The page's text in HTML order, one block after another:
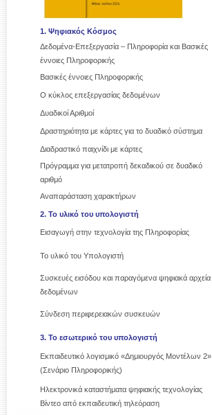
1. Ψηφιακός Κόσμος
Δεδομένα-Επεξεργασία – Πληροφορία και Βασικές
έννοιες Πληροφορικής
Βασικές έννοιες Πληροφορικής
Ο κύκλος επεξεργασίας δεδομένων
Δυαδικοί Αριθμοί
Δραστηριότητα με κάρτες για το δυαδικό σύστημα
Διαδραστικό παιχνίδι με κάρτες
Πρόγραμμα για μετατροπή δεκαδικού σε δυαδικό
αριθμό
Αναπαράσταση χαρακτήρων
2. Το υλικό του υπολογιστή
Εισαγωγή στην τεχνολογία της Πληροφορίας
Το υλικό του Υπολογιστή
Συσκευές εισόδου και παραγόμενα ψηφιακά αρχεία
δεδομένων
Σύνδεση περιφερειακών συσκευών
3. Το εσωτερικό του υπολογιστή
Εκπαιδευτικό λογισμικό «Δημιουργός Μοντέλων 2»
(Σενάριο Πληροφορικής)
Ηλεκτρονικά καταστήματα ψηφιακής τεχνολογίας
Βίντεο από εκπαιδευτική τηλεόραση